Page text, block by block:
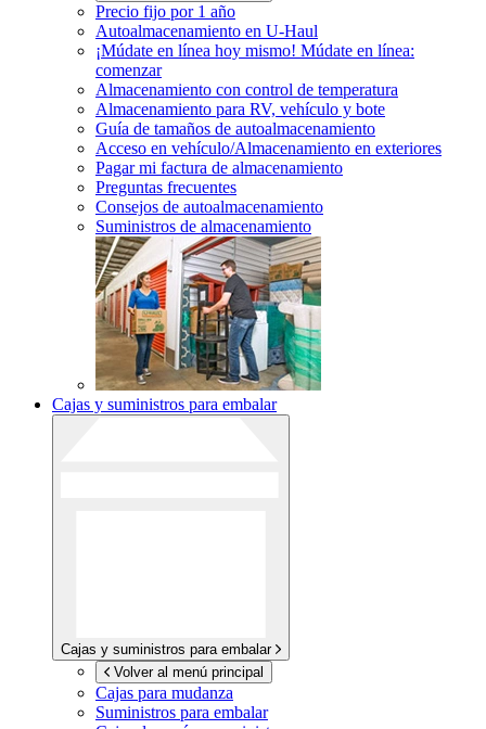
Precio fijo por 1 año
Autoalmacenamiento en U-Haul
¡Múdate en línea hoy mismo! Múdate en línea:
comenzar
Almacenamiento con control de temperatura
Almacenamiento para RV, vehículo y bote
Guía de tamaños de autoalmacenamiento
Acceso en vehículo/Almacenamiento en exteriores
Pagar mi factura de almacenamiento
Preguntas frecuentes
Consejos de autoalmacenamiento
Suministros de almacenamiento
Cajas y suministros para embalar
Cajas y suministros para embalar
Volver al menú principal
Cajas para mudanza
Suministros para embalar